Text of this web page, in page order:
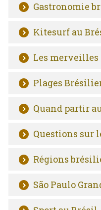
Gastronomie
Kitesurf au
Les merveilles
Plages
Quand partir
Questions sur
Régions
São Paulo